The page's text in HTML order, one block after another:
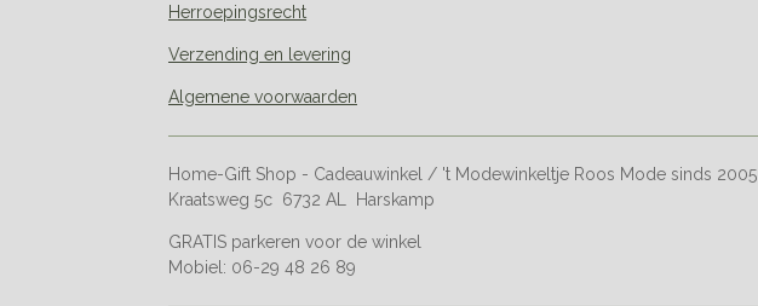
Herroepingsrecht
Verzending en levering
Algemene voorwaarden
Home-Gift Shop - Cadeauwinkel / 't Modewinkeltje Roos Mode sinds 2005
Kraatsweg 5c 6732 AL Harskamp
GRATIS parkeren voor de winkel
Mobiel: 06-29 48 26 89